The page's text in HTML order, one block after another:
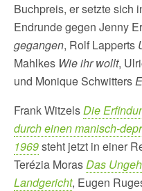
Buchpreis, er setzte sich
Endrunde gegen Jenny
gegangen, Rolf Lapperts
Mahlkes Wie ihr wollt,
und Monique Schwitters
Frank WitzelsDie
durch einen manisch-
1969steht jetzt in einer
Terézia MorasDas
Landgericht, Eugen